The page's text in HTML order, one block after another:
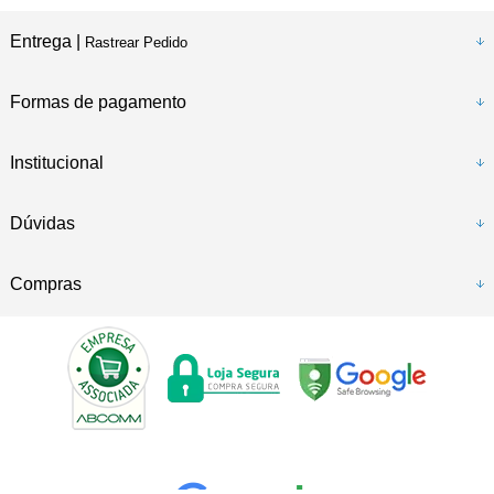
Entrega | Rastrear Pedido
Formas de pagamento
Institucional
Dúvidas
Compras